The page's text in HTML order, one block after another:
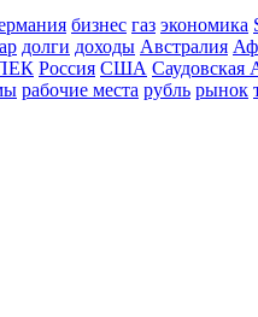
бизнес газ экономика
долги доходы Австралия
Россия США Саудовская
рабочие места рубль рынок